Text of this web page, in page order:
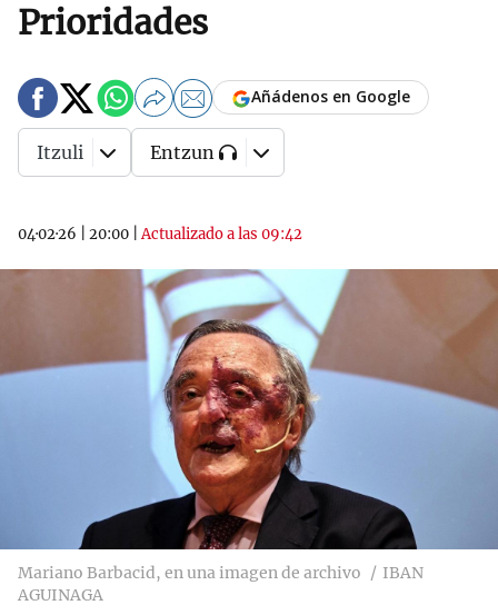
Prioridades
04·02·26 20:00 |Actualizado a las 09:42
Añádenos en Google
Itzuli Entzun
Mariano Barbacid, en una imagen de archivo
IBAN
AGUINAGA